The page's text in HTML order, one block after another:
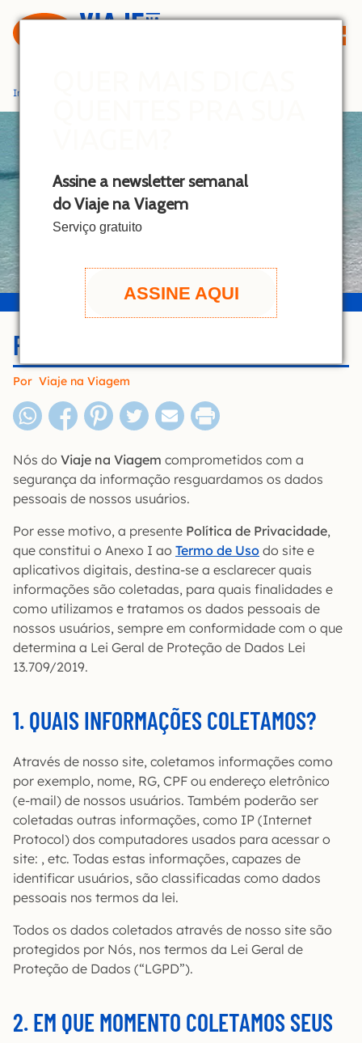
Assine a newsletter semanal
do Viaje na Viagem
Serviço gratuito
ASSINE AQUI
c
t
e
n
t
Início
POLÍTICA DE PRIVACIDADE
Por Viaje na Viagem
Nós do Viaje na Viagem comprometidos com a
segurança da informação resguardamos os dados
pessoais de nossos usuários.
Por esse motivo, a presente Política de Privacidade,
que constitui o Anexo I ao Termo de Uso do site e
aplicativos digitais, destina-se a esclarecer quais
informações são coletadas, para quais finalidades e
como utilizamos e tratamos os dados pessoais de
nossos usuários, sempre em conformidade com o que
determina a Lei Geral de Proteção de Dados Lei
13.709/2019.
1. QUAIS INFORMAÇÕES COLETAMOS?
Através de nosso site, coletamos informações como
por exemplo, nome, RG, CPF ou endereço eletrônico
(e-mail) de nossos usuários. Também poderão ser
coletadas outras informações, como IP (Internet
Protocol) dos computadores usados para acessar o
site: , etc. Todas estas informações, capazes de
identificar usuários, são classificadas como dados
pessoais nos termos da lei.
Todos os dados coletados através de nosso site são
protegidos por Nós, nos termos da Lei Geral de
Proteção de Dados (“LGPD”).
2. EM QUE MOMENTO COLETAMOS SEUS